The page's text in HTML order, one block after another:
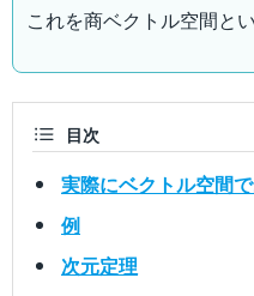
W
これを商ベクトル空間と
目次
実際にベクトル空間
例
次元定理